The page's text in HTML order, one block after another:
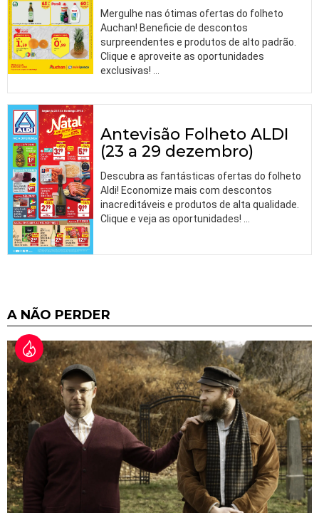
Mergulhe nas ótimas ofertas do folheto
Auchan! Beneficie de descontos
surpreendentes e produtos de alto padrão.
Clique e aproveite as oportunidades
exclusivas! …
Antevisão Folheto ALDI
(23 a 29 dezembro)
Descubra as fantásticas ofertas do folheto
Aldi! Economize mais com descontos
inacreditáveis e produtos de alta qualidade.
Clique e veja as oportunidades!
A NÃO PERDER